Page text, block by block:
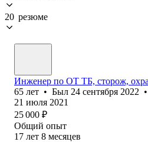
20 резюме
Инженер по ОТ ТБ, сторож,
65 лет • Был 24 сентября 2022 •
21 июля 2021
25 000 ₽
Общий опыт
17 лет 8 месяцев